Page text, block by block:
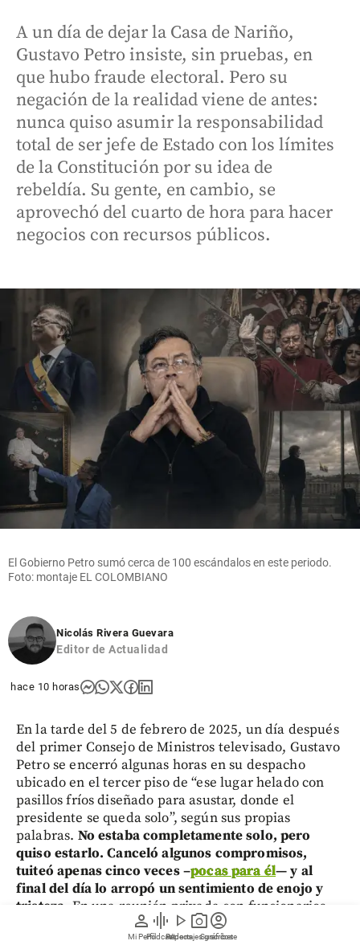
person
Mi Perfil
graphic_eq
Pódcast
play_arrow
Videos
photo_camera
Reportajes gráficos
account_circle
Suscríbete
A un día de dejar la Casa de Nariño,
Gustavo Petro insiste, sin pruebas, en
que hubo fraude electoral. Pero su
negación de la realidad viene de antes:
nunca quiso asumir la responsabilidad
total de ser jefe de Estado con los límites
de la Constitución por su idea de
rebeldía. Su gente, en cambio, se
aprovechó del cuarto de hora para hacer
negocios con recursos públicos.
El Gobierno Petro sumó cerca de 100 escándalos en este periodo.
Foto: montaje EL COLOMBIANO
Nicolás Rivera Guevara
Editor de Actualidad
hace 10 horas
En la tarde del 5 de febrero de 2025, un día después
del primer Consejo de Ministros televisado, Gustavo
Petro se encerró algunas horas en su despacho
ubicado en el tercer piso de “ese lugar helado con
pasillos fríos diseñado para asustar, donde el
presidente se queda solo”, según sus propias
palabras. No estaba completamente solo, pero
quiso estarlo. Canceló algunos compromisos,
tuiteó apenas cinco veces –pocas para él— y al
final del día lo arropó un sentimiento de enojo y
tristeza. En una reunión privada con funcionarios
que prefieren no revelar su identidad, al presidente